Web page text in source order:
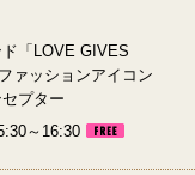
「LOVE GIVES
ァッションアイコン
プター
～16:30